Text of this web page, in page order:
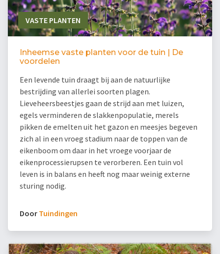
VASTE PLANTEN
Inheemse vaste planten voor de tuin | De
voordelen
Een levende tuin draagt bij aan de natuurlijke
bestrijding van allerlei soorten plagen.
Lieveheersbeestjes gaan de strijd aan met luizen,
egels verminderen de slakkenpopulatie, merels
pikken de emelten uit het gazon en meesjes begeven
zich al in een vroeg stadium naar de toppen van de
eikenboom om daar in het vroege voorjaar de
eikenprocessierupsen te verorberen. Een tuin vol
leven is in balans en heeft nog maar weinig externe
sturing nodig.
Door Tuindingen